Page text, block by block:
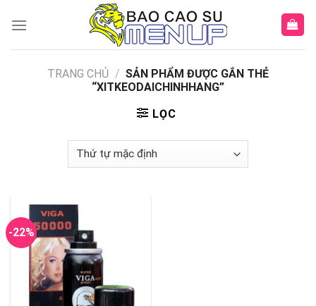
TRANG CHỦ / SẢN PHẨM ĐƯỢC GẮN THẺ
“XITKEODAICHINHHANG”
LỌC
-22%